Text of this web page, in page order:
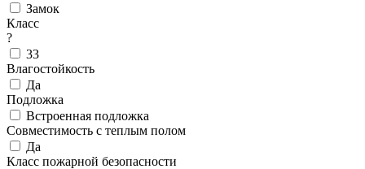
Замок
Класс
?
33
Влагостойкость
Да
Подложка
Встроенная подложка
Совместимость с теплым полом
Да
Класс пожарной безопасности